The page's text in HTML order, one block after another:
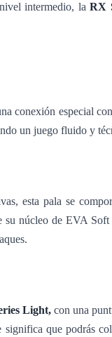
nivel intermedio, laRX
conexión especial
un juego fluido y
esta pala se
núcleo de EVA
Light,con una
que podrás